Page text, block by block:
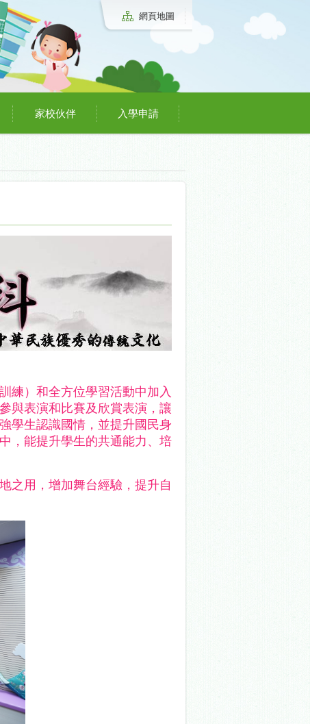
網頁地圖
家校伙伴 入學申請
練）和全方位學習活動中加入
與表演和比賽及欣賞表演，讓
學生認識國情，並提升國民身
，能提升學生的共通能力、培
之用，增加舞台經驗，提升自